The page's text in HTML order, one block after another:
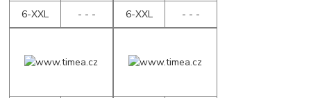
6-XXL
- - -
6-XXL
- - -